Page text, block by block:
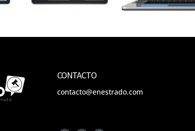
CONTACTO
contacto@enestrado.com